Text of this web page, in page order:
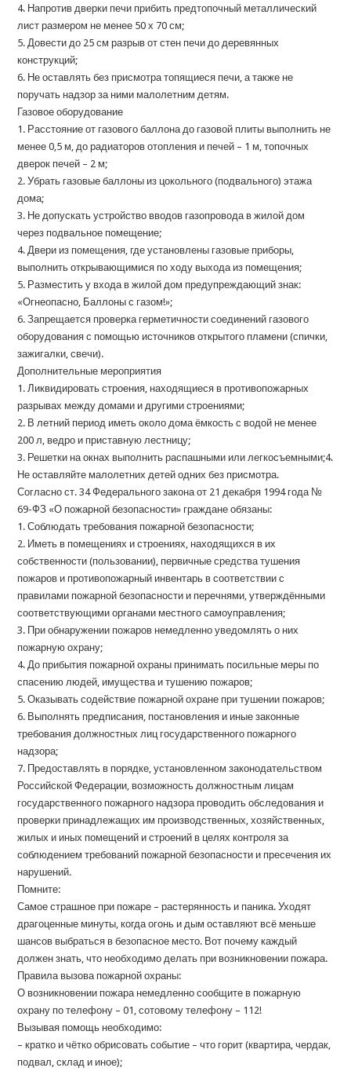
4. Напротив дверки печи прибить предтопочный металлический
лист размером не менее 50 х 70 см;
5. Довести до 25 см разрыв от стен печи до деревянных
конструкций;
6. Не оставлять без присмотра топящиеся печи, а также не
поручать надзор за ними малолетним детям.
Газовое оборудование
1. Расстояние от газового баллона до газовой плиты выполнить не
менее 0,5 м, до радиаторов отопления и печей – 1 м, топочных
дверок печей – 2 м;
2. Убрать газовые баллоны из цокольного (подвального) этажа
дома;
3. Не допускать устройство вводов газопровода в жилой дом
через подвальное помещение;
4. Двери из помещения, где установлены газовые приборы,
выполнить открывающимися по ходу выхода из помещения;
5. Разместить у входа в жилой дом предупреждающий знак:
«Огнеопасно, Баллоны с газом!»;
6. Запрещается проверка герметичности соединений газового
оборудования с помощью источников открытого пламени (спички,
зажигалки, свечи).
Дополнительные мероприятия
1. Ликвидировать строения, находящиеся в противопожарных
разрывах между домами и другими строениями;
2. В летний период иметь около дома ёмкость с водой не менее
200 л, ведро и приставную лестницу;
3. Решетки на окнах выполнить распашными или легкосъемными;4.
Не оставляйте малолетних детей одних без присмотра.
Согласно ст. 34 Федерального закона от 21 декабря 1994 года №
69-ФЗ «О пожарной безопасности» граждане обязаны:
1. Соблюдать требования пожарной безопасности;
2. Иметь в помещениях и строениях, находящихся в их
собственности (пользовании), первичные средства тушения
пожаров и противопожарный инвентарь в соответствии с
правилами пожарной безопасности и перечнями, утверждёнными
соответствующими органами местного самоуправления;
3. При обнаружении пожаров немедленно уведомлять о них
пожарную охрану;
4. До прибытия пожарной охраны принимать посильные меры по
спасению людей, имущества и тушению пожаров;
5. Оказывать содействие пожарной охране при тушении пожаров;
6. Выполнять предписания, постановления и иные законные
требования должностных лиц государственного пожарного
надзора;
7. Предоставлять в порядке, установленном законодательством
Российской Федерации, возможность должностным лицам
государственного пожарного надзора проводить обследования и
проверки принадлежащих им производственных, хозяйственных,
жилых и иных помещений и строений в целях контроля за
соблюдением требований пожарной безопасности и пресечения их
нарушений.
Помните:
Самое страшное при пожаре – растерянность и паника. Уходят
драгоценные минуты, когда огонь и дым оставляют всё меньше
шансов выбраться в безопасное место. Вот почему каждый
должен знать, что необходимо делать при возникновении пожара.
Правила вызова пожарной охраны:
О возникновении пожара немедленно сообщите в пожарную
охрану по телефону – 01, сотовому телефону – 112!
Вызывая помощь необходимо:
– кратко и чётко обрисовать событие – что горит (квартира, чердак,
подвал, склад и иное);